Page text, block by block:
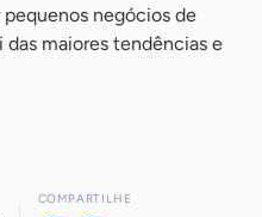
negócios de
maiores tendências e
COMPARTILHE